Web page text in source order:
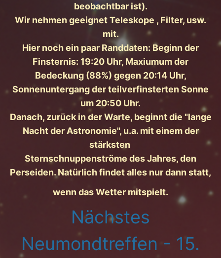
beobachtbar ist).
Wir nehmen geeignet Teleskope , Filter, usw.
mit.
Hier noch ein paar Randdaten: Beginn der
Finsternis: 19:20 Uhr, Maxiumum der
Bedeckung (88%) gegen 20:14 Uhr,
Sonnenuntergang der teilverfinsterten Sonne
um 20:50 Uhr.
Danach, zurück in der Warte, beginnt die "lange
Nacht der Astronomie", u.a. mit einem der
stärksten
Sternschnuppenströme des Jahres, den
Perseiden. Natürlich findet alles nur dann statt,
wenn das Wetter mitspielt.
Nächstes
Neumondtreffen - 15.